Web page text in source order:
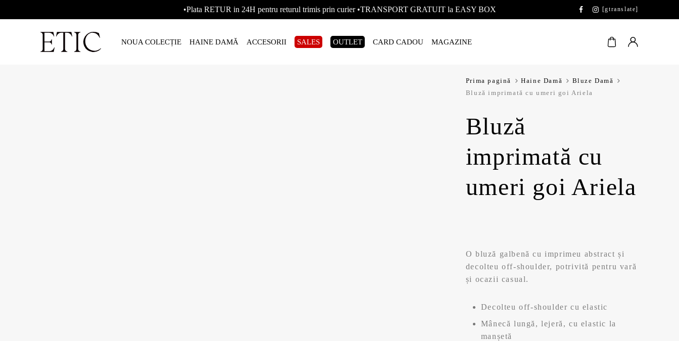
•Plata RETUR in 24H pentru returul trimis prin curier •TRANSPORT GRATUIT la EASY BOX [gtranslate]
NOUA COLECȚIE HAINE DAMĂ ACCESORII SALES OUTLET CARD CADOU MAGAZINE
Prima pagină Haine Damă
Bluze Damă
Bluză imprimată cu umeri goi Ariela
Bluză
imprimată cu
umeri goi Ariela
O bluză galbenă cu imprimeu abstract și
decolteu off-shoulder, potrivită pentru vară
și ocazii casual.
Decolteu off-shoulder cu elastic
Mânecă lungă, lejeră, cu elastic la
manșetă